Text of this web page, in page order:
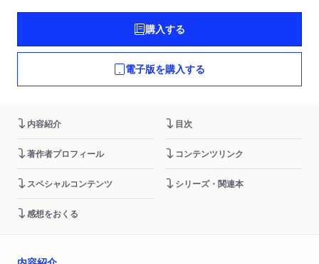
購入する
電子版を購入する
内容紹介 目次
著作者プロフィール コンテンツリンク
スペシャルコンテンツ シリーズ・関連本
感想をおくる